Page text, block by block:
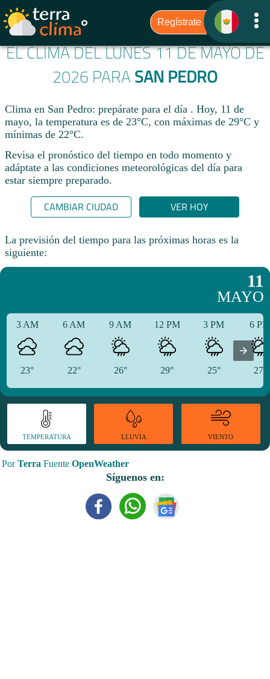
EL CLIMA DEL LUNES 11 DE MAYO DE
2026 PARA SAN PEDRO
Clima en San Pedro: prepárate para el día . Hoy, 11 de
mayo, la temperatura es de 23°C, con máximas de 29°C y
mínimas de 22°C.
Revisa el pronóstico del tiempo en todo momento y
adáptate a las condiciones meteorológicas del día para
estar siempre preparado.​
CAMBIAR CIUDAD VER HOY
La previsión del tiempo para las próximas horas es la
siguiente:
11
MAYO
3 AM
23°
6 AM
22°
9 AM
26°
12 PM
29°
3 PM
25°
6
27°
TEMPERATURA LLUVIA VIENTO
PorTerra Fuente OpenWeather
Síguenos en: